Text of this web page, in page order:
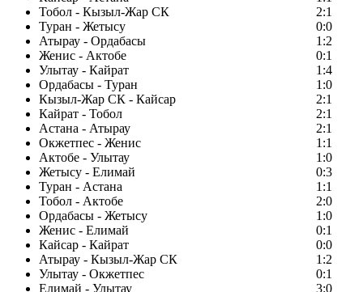
Тобол - Кызыл-Жар СК
2:1
Туран - Жетысу
0:0
Атырау - Ордабасы
1:2
Женис - Актобе
0:1
Улытау - Кайрат
1:4
Ордабасы - Туран
1:0
Кызыл-Жар СК - Кайсар
2:1
Кайрат - Тобол
2:1
Астана - Атырау
2:1
Окжетпес - Женис
1:1
Актобе - Улытау
1:0
Жетысу - Елимай
0:3
Туран - Астана
1:1
Тобол - Актобе
2:0
Ордабасы - Жетысу
1:0
Женис - Елимай
0:1
Кайсар - Кайрат
0:0
Атырау - Кызыл-Жар СК
1:2
Улытау - Окжетпес
0:1
Елимай - Улытау
3:0